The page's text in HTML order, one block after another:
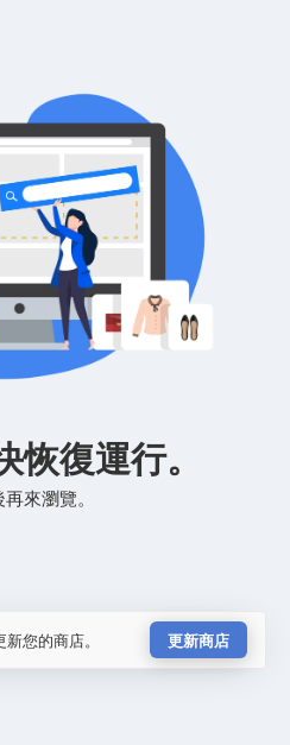
恢復運行。
來瀏覽。
您的商店。 更新商店